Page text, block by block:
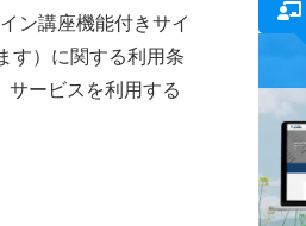
ン講座機能付きサイ
す）に関する利用条
サービスを利用する